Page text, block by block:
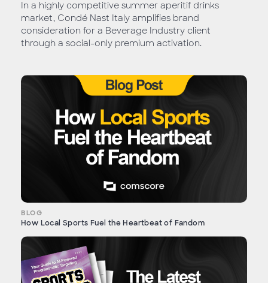
In a highly competitive summer aperitif drinks
market, Condé Nast Italy amplifies brand
consideration for a Beverage Industry client
through a social-only premium activation.
BLOG
How Local Sports Fuel the Heartbeat of Fandom